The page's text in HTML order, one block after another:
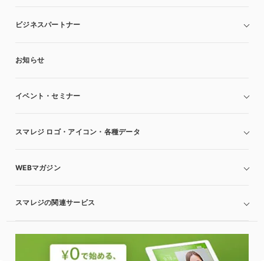
ビジネスパートナー
お知らせ
イベント・セミナー
スマレジ ロゴ・アイコン・各種データ
WEBマガジン
スマレジの関連サービス